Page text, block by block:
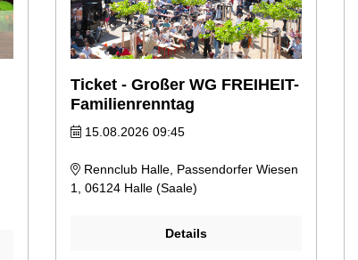
Ticket - Großer WG FREIHEIT-
Familienrenntag
15.08.2026 09:45
Rennclub Halle, Passendorfer Wiesen
1, 06124 Halle (Saale)
Details